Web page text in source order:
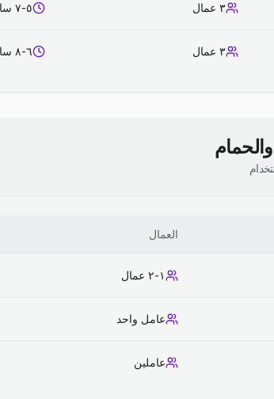
٣ عمال ٥-٧ ساعات
٣ عمال ٦-٨ ساعات
العمال
١-٢ عمال
عامل واحد
عاملين